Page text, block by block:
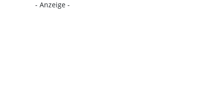
- Anzeige -